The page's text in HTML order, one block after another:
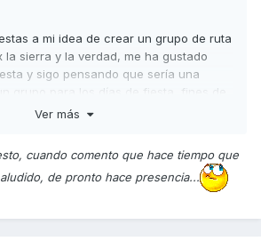
a mi idea de crear un grupo de ruta
la sierra y la verdad, me ha gustado
y sigo pensando que sería una
grupo para los días de fiesta, fines de
, tomar algo y disfrutar de nuestras
y ráfagas a tod@s! ?
Ver más
cuando comento que hace tiempo que
de pronto hace presencia...